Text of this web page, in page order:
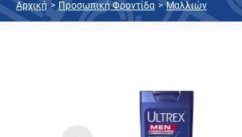
Αρχική > Προσωπική Φροντίδα > Μαλλιών